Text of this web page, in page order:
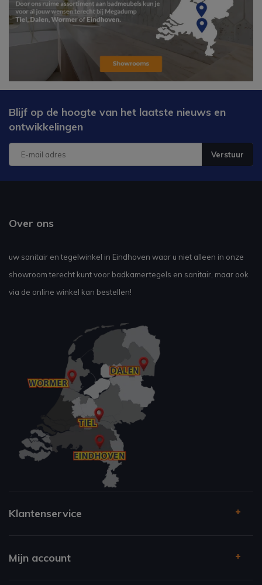
Blijf op de hoogte van het laatste nieuws en
ontwikkelingen
Verstuur
Over ons
uw sanitair en tegelwinkel in Eindhoven waar u niet alleen in onze
showroom terecht kunt voor badkamertegels en sanitair, maar ook
via de online winkel kan bestellen!
Klantenservice
Mijn account